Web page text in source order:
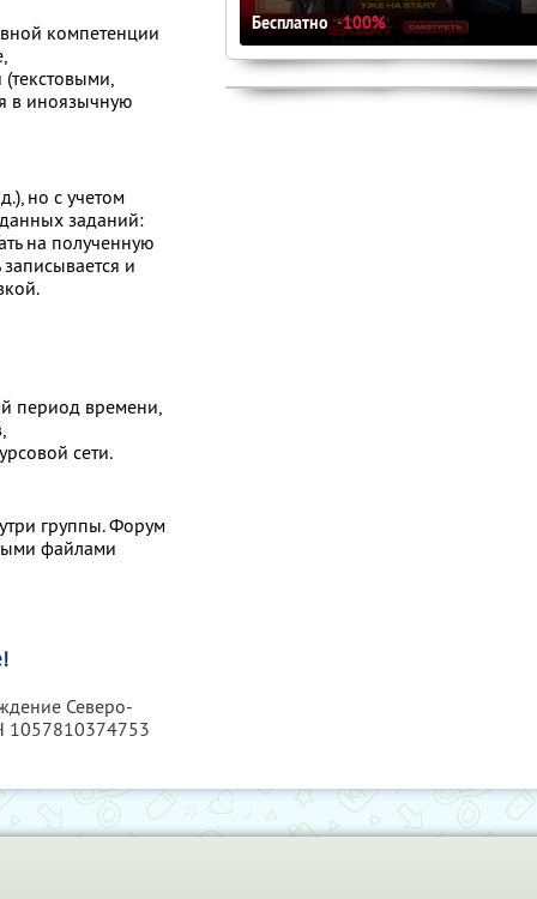
компетенции
в иноязычную
но с учетом
заданий:
на полученную
и
период времени,
сети.
группы. Форум
файлами
Северо-
1057810374753
Бесплатно -100%